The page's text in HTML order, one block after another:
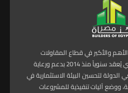
والأكبر في قطاع المقاولات
والتشييد والبناء في مصر والذي يُعقد سنوياً منذ 2014 بدعم ورعاية
لتحسين البيئة الاستثمارية في
ووضع آليات تنفيذية للمشروعات